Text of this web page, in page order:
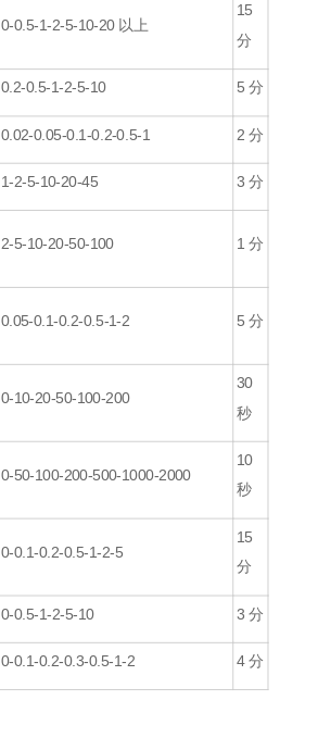
0-0.5-1-2-5-10-20 以上
15
分
0.2-0.5-1-2-5-10 5分
0.02-0.05-0.1-0.2-0.5-1 2分
1-2-5-10-20-45 3分
2-5-10-20-50-100 1分
0.05-0.1-0.2-0.5-1-2 5分
0-10-20-50-100-200
30
秒
0-50-100-200-500-1000-2000
10
秒
0-0.1-0.2-0.5-1-2-5
15
分
0-0.5-1-2-5-10 3分
0-0.1-0.2-0.3-0.5-1-2 4分